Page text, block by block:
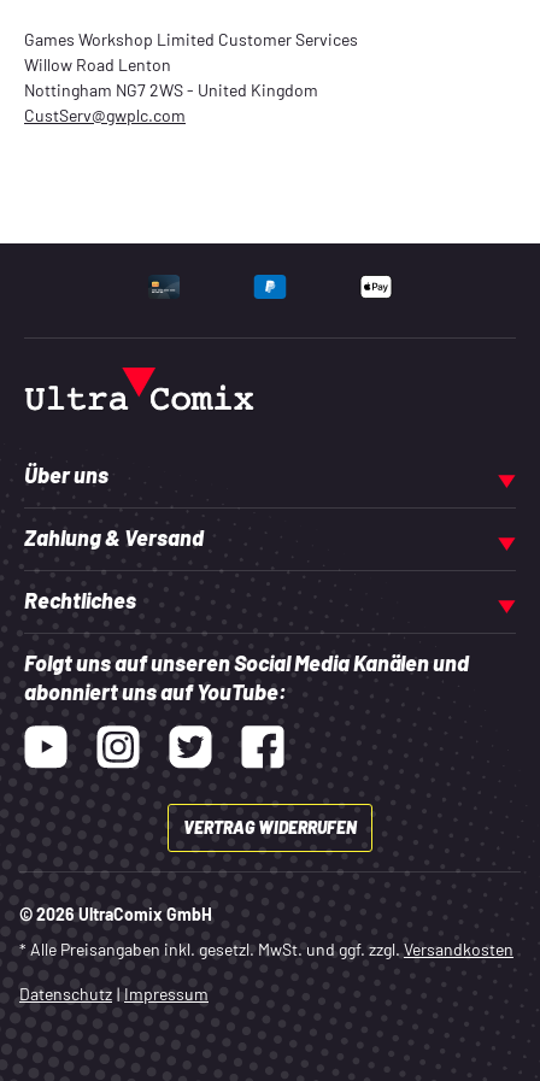
Games Workshop Limited Customer Services
Willow Road Lenton
Nottingham NG7 2WS - United Kingdom
CustServ@gwplc.com
UNTERSTÜTZTE
Über uns
Zahlung & Versand
Rechtliches
Folgt uns auf unseren Social Media Kanälen und
abonniert uns auf YouTube:
Youtube InstagramTwitter Facebook
VERTRAG WIDERRUFEN
© 2026 UltraComix GmbH
* Alle Preisangaben inkl. gesetzl. MwSt. und ggf. zzgl. Versandkosten
Datenschutz | Impressum